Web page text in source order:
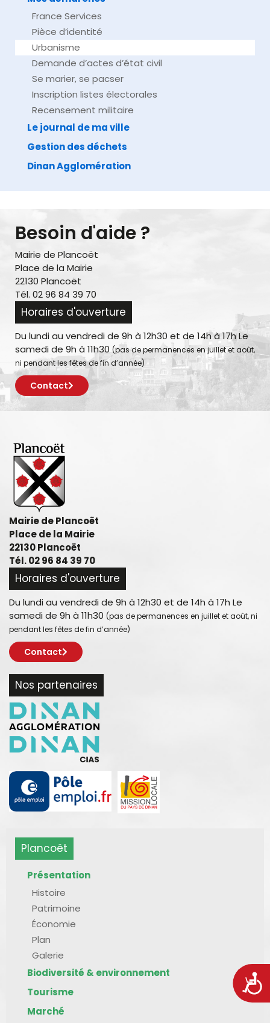
France Services
Pièce d’identité
Urbanisme
Demande d’actes d’état civil
Se marier, se pacser
Inscription listes électorales
Recensement militaire
Le journal de ma ville
Gestion des déchets
Dinan Agglomération
Besoin d'aide ?
Mairie de Plancoët
Place de la Mairie
22130 Plancoët
Tél. 02 96 84 39 70
Horaires d'ouverture
Du lundi au vendredi de 9h à 12h30 et de 14h à 17h Le
samedi de 9h à 11h30 (pas de permanences en juillet et août,
ni pendant les fêtes de fin d’année)
Contact
Mairie de Plancoët
Place de la Mairie
22130 Plancoët
Tél. 02 96 84 39 70
Horaires d'ouverture
Du lundi au vendredi de 9h à 12h30 et de 14h à 17h Le
samedi de 9h à 11h30 (pas de permanences en juillet et août, ni
pendant les fêtes de fin d’année)
Contact
Nos partenaires
Plancoët
Présentation
Histoire
Patrimoine
Économie
Plan
Galerie
Biodiversité & environnement
Tourisme
Marché